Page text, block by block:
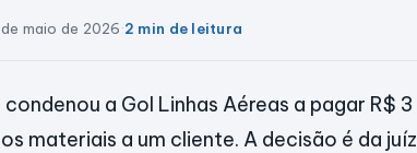
de maio de 2026·2 min de leitura
a Gol Linhas Aéreas a pagar R$
materiais a um cliente. A decisão é da